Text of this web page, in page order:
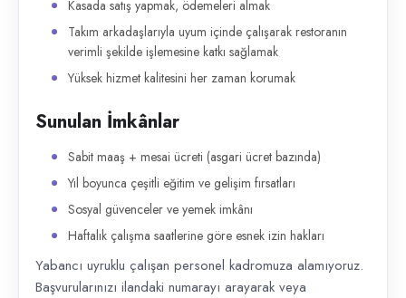
Kasada satış yapmak, ödemeleri almak
Takım arkadaşlarıyla uyum içinde çalışarak restoranın
verimli şekilde işlemesine katkı sağlamak
Yüksek hizmet kalitesini her zaman korumak
Sunulan İmkânlar
Sabit maaş + mesai ücreti (asgari ücret bazında)
Yıl boyunca çeşitli eğitim ve gelişim fırsatları
Sosyal güvenceler ve yemek imkânı
Haftalık çalışma saatlerine göre esnek izin hakları
Yabancı uyruklu çalışan personel kadromuza alamıyoruz.
Başvurularınızı ilandaki numarayı arayarak veya